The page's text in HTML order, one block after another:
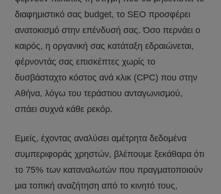
διαφημιστικό σας budget, το SEO προσφέρει
ανατοκισμό στην επένδυσή σας. Όσο περνάει ο
καιρός, η οργανική σας κατάταξη εδραιώνεται,
φέρνοντάς σας επισκέπτες χωρίς το
δυσβάσταχτο κόστος ανά κλικ (CPC) που στην
Αθήνα, λόγω του τεράστιου ανταγωνισμού,
σπάει συχνά κάθε ρεκόρ.
Εμείς, έχοντας αναλύσει αμέτρητα δεδομένα
συμπεριφοράς χρηστών, βλέπουμε ξεκάθαρα ότι
το 75% των καταναλωτών που πραγματοποιούν
μια τοπική αναζήτηση από το κινητό τους,